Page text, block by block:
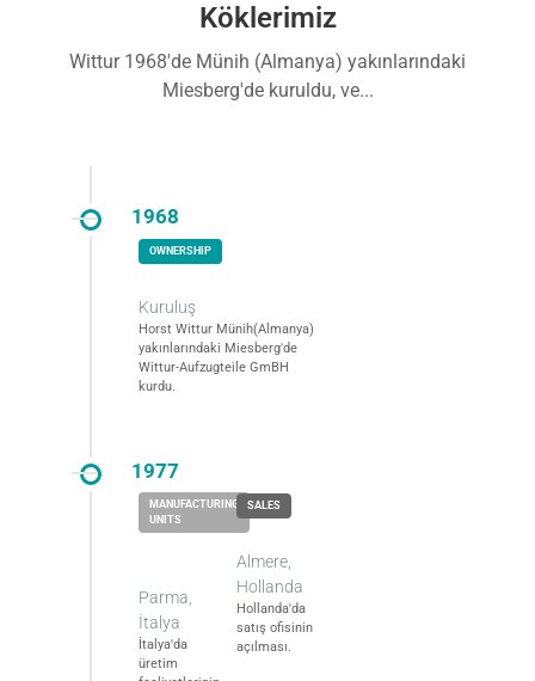
Köklerimiz
Wittur 1968'de Münih (Almanya) yakınlarındaki
Miesberg'de kuruldu, ve...
1968
Kuruluş
Horst Wittur Münih(Almanya)
yakınlarındaki Miesberg'de
Wittur-Aufzugteile GmBH
kurdu.
1977
Parma,
İtalya
İtalya'da
üretim
Almere,
Hollanda
Hollanda'da
satış ofisinin
açılması.